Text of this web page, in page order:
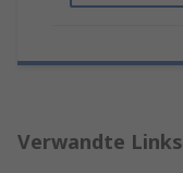
Verwandte Links